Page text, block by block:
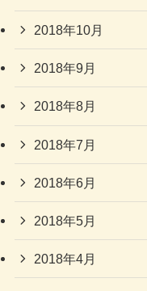
2018年10月
2018年9月
2018年8月
2018年7月
2018年6月
2018年5月
2018年4月